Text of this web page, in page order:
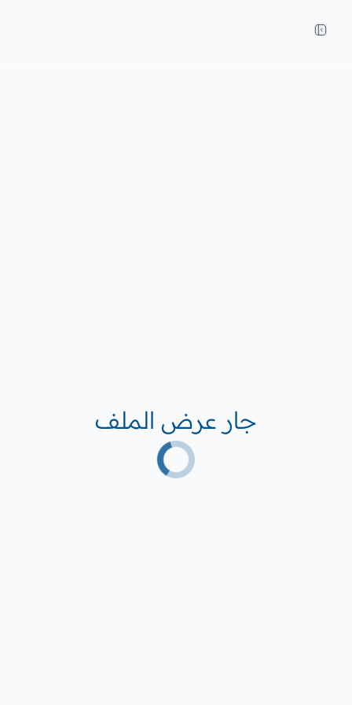
جار عرض الملف